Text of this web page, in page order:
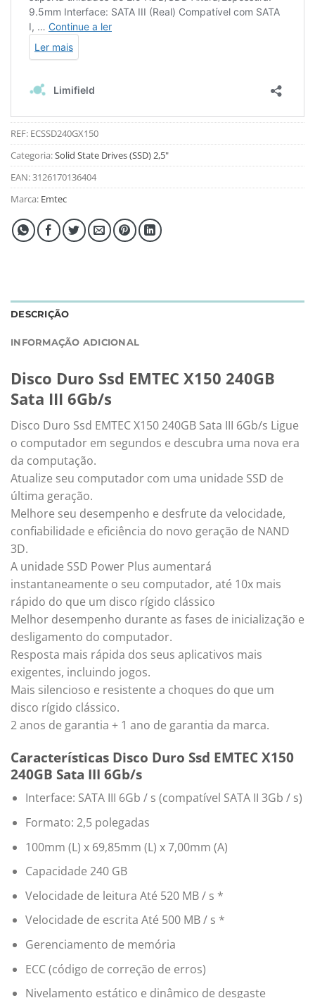
REF: ECSSD240GX150
Categoria:Solid State Drives (SSD) 2,5"
EAN:3126170136404
Marca: Emtec
DESCRIÇÃO
INFORMAÇÃO ADICIONAL
Disco Duro Ssd EMTEC X150 240GB
Sata III 6Gb/s
Disco Duro Ssd EMTEC X150 240GB Sata III 6Gb/s Ligue
o computador em segundos e descubra uma nova era
da computação.
Atualize seu computador com uma unidade SSD de
última geração.
Melhore seu desempenho e desfrute da velocidade,
confiabilidade e eficiência do novo geração de NAND
3D.
A unidade SSD Power Plus aumentará
instantaneamente o seu computador, até 10x mais
rápido do que um disco rígido clássico
Melhor desempenho durante as fases de inicialização e
desligamento do computador.
Resposta mais rápida dos seus aplicativos mais
exigentes, incluindo jogos.
Mais silencioso e resistente a choques do que um
disco rígido clássico.
2 anos de garantia + 1 ano de garantia da marca.
Características Disco Duro Ssd EMTEC X150
240GB Sata III 6Gb/s
Interface: SATA III 6Gb / s (compatível SATA II 3Gb / s)
Formato: 2,5 polegadas
100mm (L) x 69,85mm (L) x 7,00mm (A)
Capacidade 240 GB
Velocidade de leitura Até 520 MB / s *
Velocidade de escrita Até 500 MB / s *
Gerenciamento de memória
ECC (código de correção de erros)
Nivelamento estático e dinâmico de desgaste